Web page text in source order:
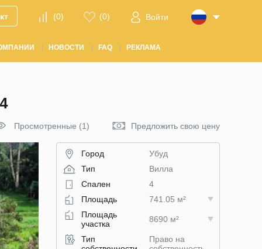
(0) (0) Войти
НОВОСТИ FAQ РЕКЛАМА
Просмотренные (1) Предложить свою цену
Город
Убуд
Тип
Вилла
Спален
4
Площадь
741.05 м²
Площадь
участка
8690 м²
Тип
Право на